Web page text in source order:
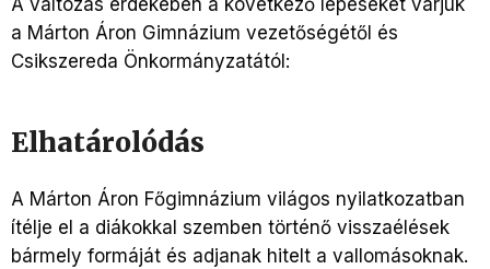
A változás érdekében a következő lépéseket várjuk
a Márton Áron Gimnázium vezetőségétől és
Csikszereda Önkormányzatától:
Elhatárolódás
A Márton Áron Főgimnázium világos nyilatkozatban
ítélje el a diákokkal szemben történő visszaélések
bármely formáját és adjanak hitelt a vallomásoknak.